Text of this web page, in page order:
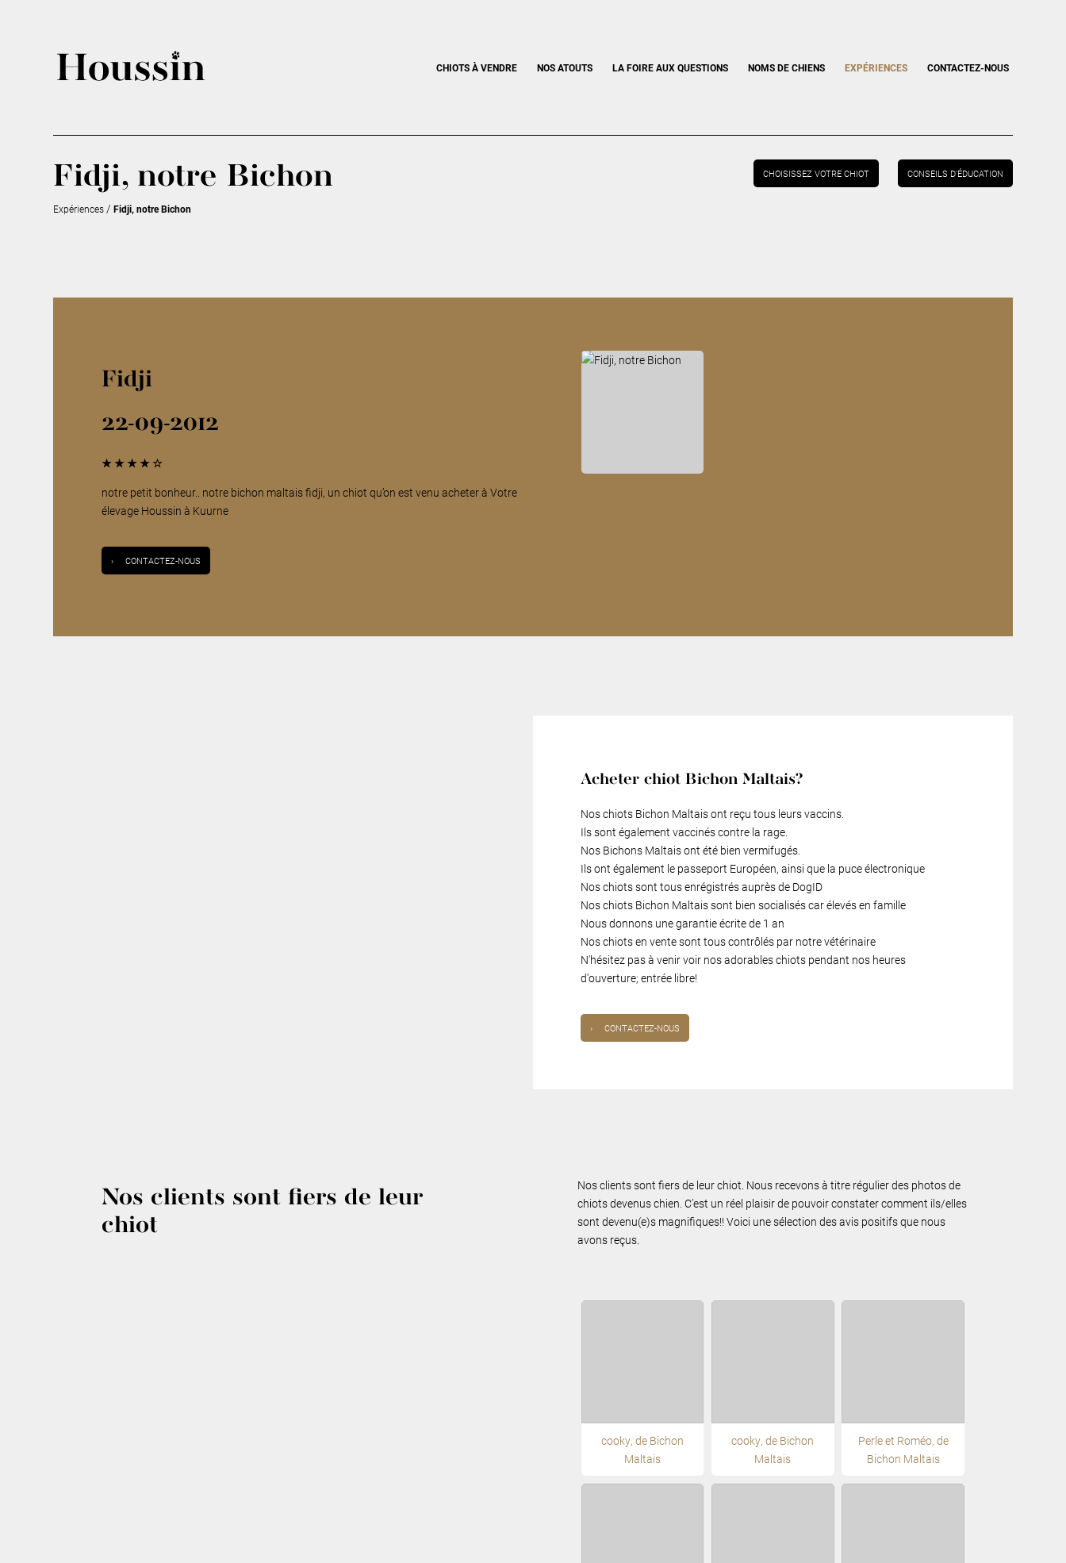
CHIOTS À VENDRE NOS ATOUTS LA FOIRE AUX QUESTIONS NOMS DE CHIENS EXPÉRIENCES CONTACTEZ-NOUS
Fidji, notre Bichon
Expériences/Fidji, notre Bichon
CHOISISSEZ VOTRE CHIOT CONSEILS D’ÉDUCATION
Fidji
22-09-2012
★★★★☆
notre petit bonheur.. notre bichon maltais fidji, un chiot qu’on est venu acheter à Votre
élevage Houssin à Kuurne
› CONTACTEZ-NOUS
Acheter chiot Bichon Maltais?
Nos chiots Bichon Maltais ont reçu tous leurs vaccins.
Ils sont également vaccinés contre la rage.
Nos Bichons Maltais ont été bien vermifugés.
Ils ont également le passeport Européen, ainsi que la puce électronique
Nos chiots sont tous enrégistrés auprès de DogID
Nos chiots Bichon Maltais sont bien socialisés car élevés en famille
Nous donnons une garantie écrite de 1 an
Nos chiots en vente sont tous contrôlés par notre vétérinaire
N'hésitez pas à venir voir nos adorables chiots pendant nos heures
d'ouverture; entrée libre!
› CONTACTEZ-NOUS
Nos clients sont fiers de leur
chiot
Nos clients sont fiers de leur chiot. Nous recevons à titre régulier des photos de
chiots devenus chien. C’est un réel plaisir de pouvoir constater comment ils/elles
sont devenu(e)s magnifiques!! Voici une sélection des avis positifs que nous
avons reçus.
cooky, de Bichon
Maltais
cooky, de Bichon
Maltais
Perle et Roméo, de
Bichon Maltais